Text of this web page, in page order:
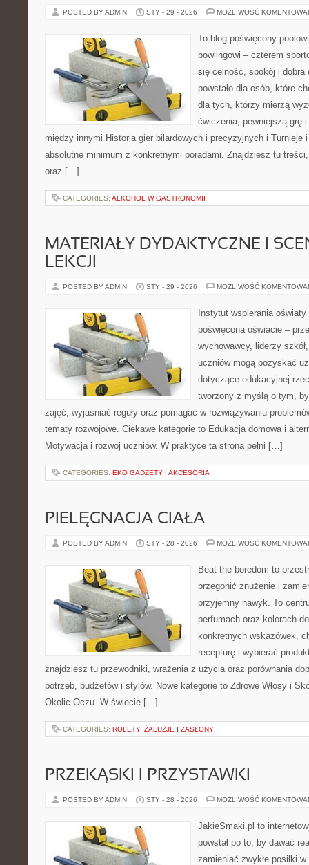
POSTED BY ADMIN STY - 29 - 2026 MOŻLIWOŚĆ
To blog poświęcony
bowlingowi – czterem
się celność, spokój i dobra
powstało dla osób, które
dla tych, którzy mierzą
ćwiczenia, pewniejszą grę
między innymi Historia gier bilardowych i precyzyjnych i Turnieje
absolutne minimum z konkretnymi poradami. Znajdziesz tu
oraz […]
CATEGORIES: ALKOHOL W GASTRONOMII
MATERIAŁY DYDAKTYCZNE I
LEKCJI
POSTED BY ADMIN STY - 29 - 2026 MOŻLIWOŚĆ
Instytut wspierania
poświęcona oświacie –
wychowawcy, liderzy
uczniów mogą pozyskać
dotyczące edukacyjnej
tworzony z myślą o tym,
zajęć, wyjaśniać reguły oraz pomagać w rozwiązywaniu
tematy rozwojowe. Ciekawe kategorie to Edukacja domowa i
Motywacja i rozwój uczniów. W praktyce ta strona pełni […]
CATEGORIES: EKO GADŻETY I AKCESORIA
PIELĘGNACJA CIAŁA
POSTED BY ADMIN STY - 28 - 2026 MOŻLIWOŚĆ
Beat the boredom to
przegonić znużenie i
przyjemny nawyk. To
perfumach oraz kolorach
konkretnych wskazówek,
recepturę i wybierać
znajdziesz tu przewodniki, wrażenia z użycia oraz porównania
potrzeb, budżetów i stylów. Nowe kategorie to Zdrowe Włosy i
Okolic Oczu. W świecie […]
CATEGORIES: ROLETY, ŻALUZJE I ZASŁONY
PRZEKĄSKI I PRZYSTAWKI
POSTED BY ADMIN STY - 28 - 2026 MOŻLIWOŚĆ
JakieSmaki.pl to
powstał po to, by dawać
zamieniać zwykłe posiłki